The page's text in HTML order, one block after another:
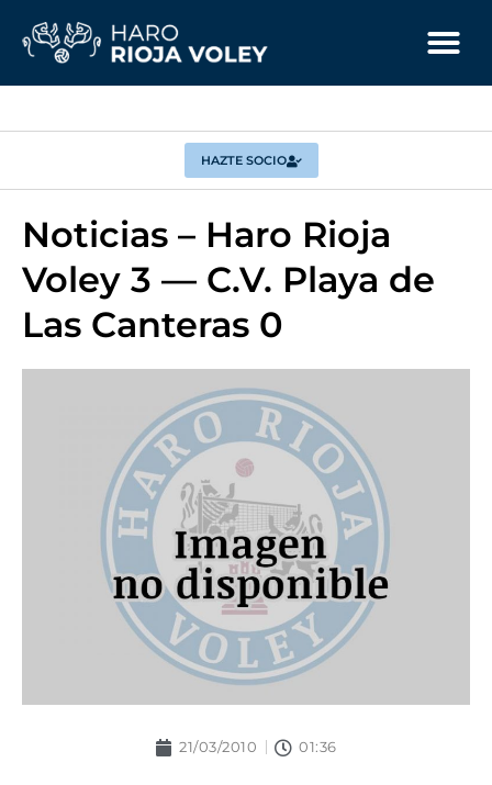
HAZTE SOCIO
Noticias – Haro Rioja
Voley 3 — C.V. Playa de
Las Canteras 0
21/03/2010 01:36